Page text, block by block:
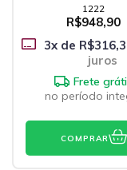
1222
R$948,90
3x de
juros
Frete
no período
COMPRAR